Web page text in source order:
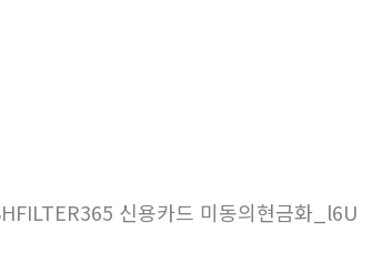
신용카드 미동의현금화_l6U